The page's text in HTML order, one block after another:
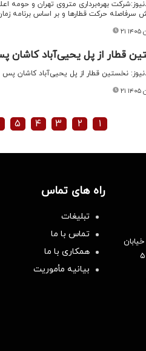
سرفاصله حرکت قطارها و بر اساس برنامه
قطار از پل یحیی‌آباد کاشان
نخستین قطار از پل یحیی‌آباد کاشان پس
۱ ۲ ۳ ۴ ۵
راه های تماس
تبلیغات
تماس با ما
همکاری با ما
بیانیه مأموریت